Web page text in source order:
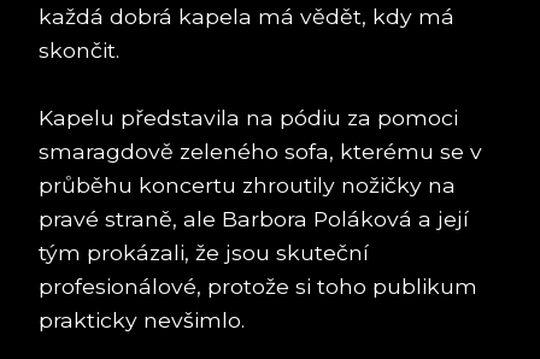
každá dobrá kapela má vědět, kdy má
skončit.
Kapelu představila na pódiu za pomoci
smaragdově zeleného sofa, kterému se v
průběhu koncertu zhroutily nožičky na
pravé straně, ale Barbora Poláková a její
tým prokázali, že jsou skuteční
profesionálové, protože si toho publikum
prakticky nevšimlo.